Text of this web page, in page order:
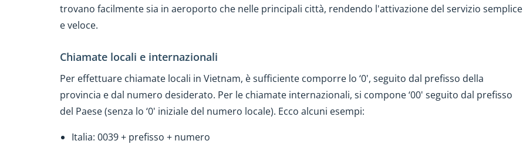
trovano facilmente sia in aeroporto che nelle principali città, rendendo l'attivazione del servizio semplice
e veloce.
Chiamate locali e internazionali
Per effettuare chiamate locali in Vietnam, è sufficiente comporre lo ‘0', seguito dal prefisso della
provincia e dal numero desiderato. Per le chiamate internazionali, si compone ‘00' seguito dal prefisso
del Paese (senza lo ‘0' iniziale del numero locale). Ecco alcuni esempi:
Italia: 0039 + prefisso + numero